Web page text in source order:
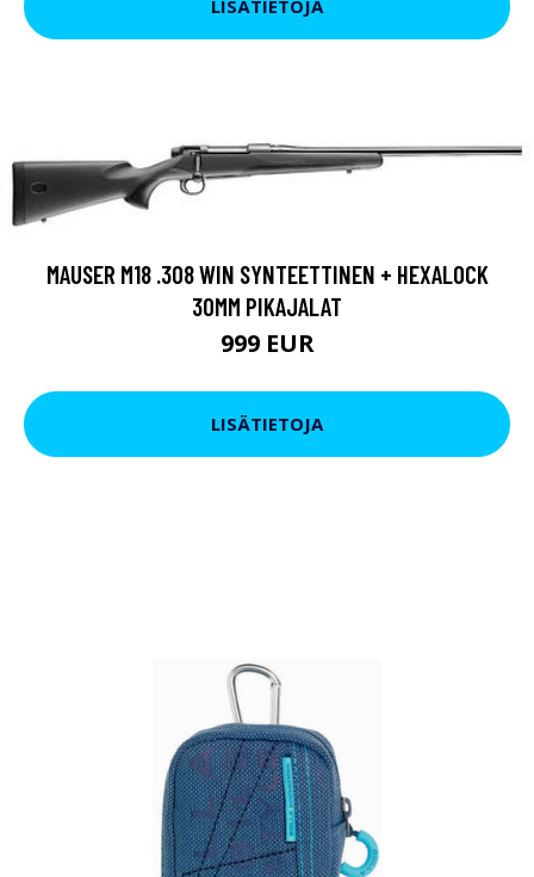
LISÄTIETOJA
MAUSER M18 .308 WIN SYNTEETTINEN + HEXALOCK
30MM PIKAJALAT
999 EUR
LISÄTIETOJA